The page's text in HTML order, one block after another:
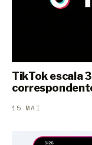
TikTok escala
15 MAI